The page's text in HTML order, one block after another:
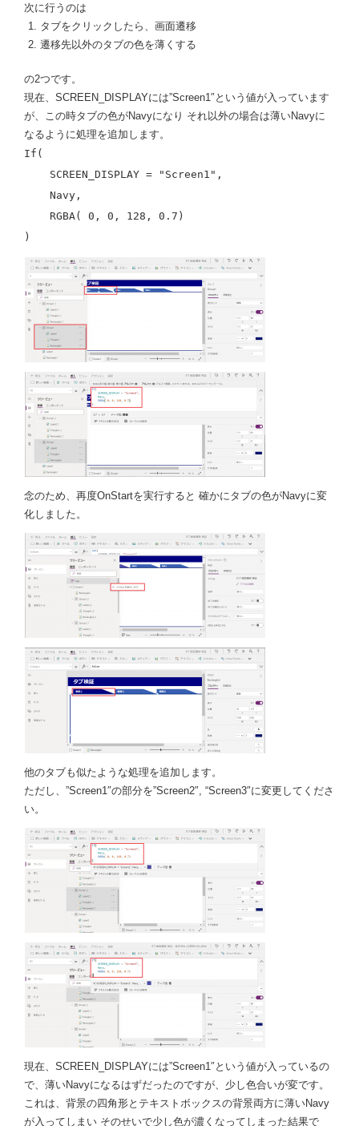
次に行うのは
タブをクリックしたら、画面遷移
遷移先以外のタブの色を薄くする
の2つです。
現在、SCREEN_DISPLAYには”Screen1″という値が入っています
が、この時タブの色がNavyになり それ以外の場合は薄いNavyに
なるように処理を追加します。
If(
SCREEN_DISPLAY = "Screen1",
Navy,
RGBA( 0, 0, 128, 0.7)
)
念のため、再度OnStartを実行すると 確かにタブの色がNavyに変
化しました。
他のタブも似たような処理を追加します。
ただし、”Screen1″の部分を”Screen2″, “Screen3″に変更してくださ
い。
現在、SCREEN_DISPLAYには”Screen1″という値が入っているの
で、薄いNavyになるはずだったのですが、少し色合いが変です。
これは、背景の四角形とテキストボックスの背景両方に薄いNavy
が入ってしまい そのせいで少し色が濃くなってしまった結果で